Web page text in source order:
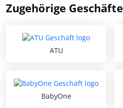
Zugehörige Geschäfte
ATU
BabyOne